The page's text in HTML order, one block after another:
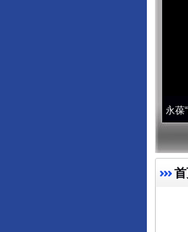
永葆“两个先锋队